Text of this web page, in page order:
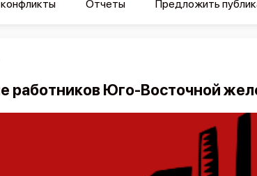
Отчеты Предложить
работников Юго-Восточной